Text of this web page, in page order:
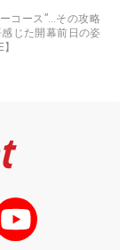
コース”…その攻略
じた開幕前日の姿